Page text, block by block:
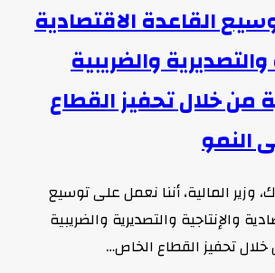
القاعدة الاقتصادية
والتصديرية والضريبية
من خلال تحفيز القطاع
النمو
وزير المالية، أننا نعمل على توسيع
والإنتاجية والتصديرية والضريبية
تحفيز القطاع الخاص…